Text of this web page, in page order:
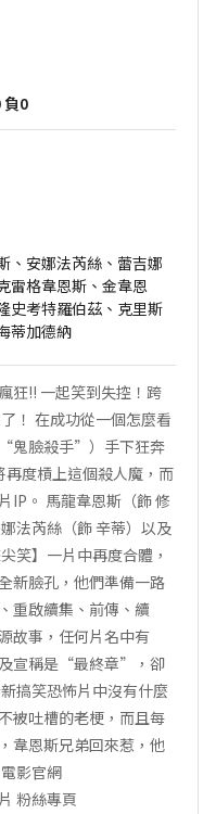
負0
、安娜法芮絲、蕾吉娜
雷格韋恩斯、金韋恩
史考特羅伯茲、克里斯
蒂加德納
狂!! 一起笑到失控！跨
！ 在成功從一個怎麼看
鬼臉殺手”）手下狂奔
再度槓上這個殺人魔，而
IP。 馬龍韋恩斯（飾 修
法芮絲（飾 辛蒂）以及
笑】一片中再度合體，
新臉孔，他們準備一路
重啟續集、前傳、續
故事，任何片名中有
宣稱是“最終章”，卻
搞笑恐怖片中沒有什麼
被吐槽的老梗，而且每
韋恩斯兄弟回來惹，他
影官網
粉絲專頁